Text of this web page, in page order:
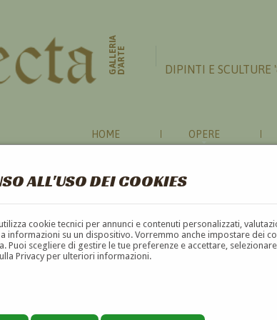
ALL'USO DEI COOKIES
cookie tecnici per annunci e contenuti personalizzati,
informazioni su un dispositivo. Vorremmo anche impostare dei
Puoi scegliere di gestire le tue preferenze e accettare,
Privacy per ulteriori informazioni.
GALLERIAD'ARTE DIPINTI E SCULTURE
HOME OPERE
A B C D E F G H I J K L